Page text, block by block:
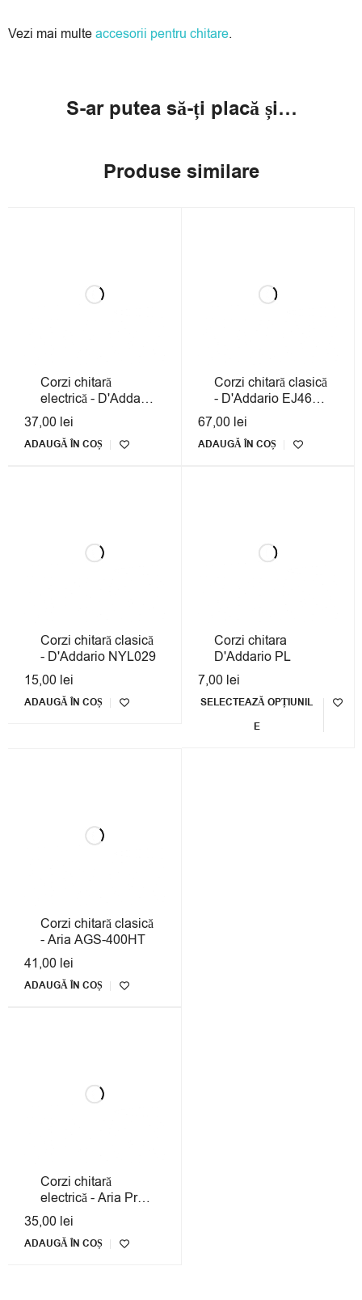
Vezi mai multeaccesorii pentru chitare.
S-ar putea să-ți placă și…
Produse similare
Corzi chitară
electrică - D'Addario
EXL145
37,00 lei
ADAUGĂ ÎN COȘ
Corzi chitară clasică
- D'Addario EJ46
Hard Tension
67,00 lei
ADAUGĂ ÎN COȘ
Corzi chitară clasică
- D'Addario NYL029
15,00 lei
ADAUGĂ ÎN COȘ
Corzi chitara
D'Addario PL
7,00 lei
SELECTEAZĂ OPȚIUNIL
E
Corzi chitară clasică
- Aria AGS-400HT
41,00 lei
ADAUGĂ ÎN COȘ
Corzi chitară
electrică - Aria Pro II
AGS-800XL
35,00 lei
ADAUGĂ ÎN COȘ